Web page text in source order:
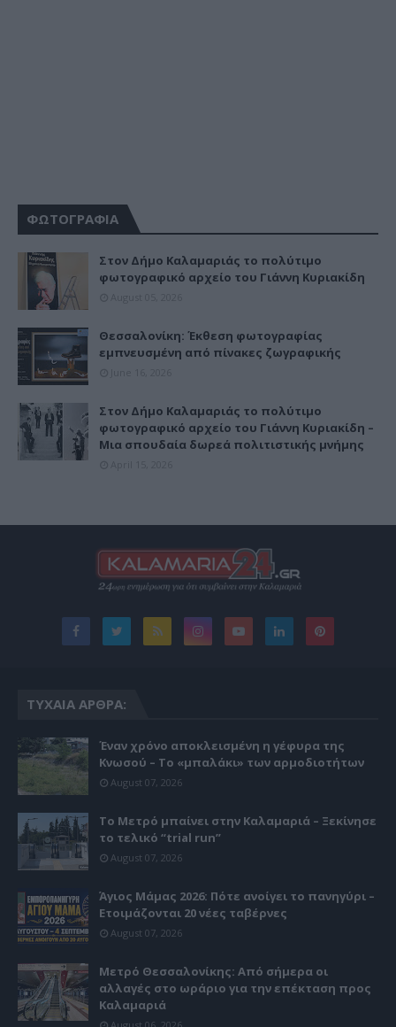
ΦΩΤΟΓΡΑΦΙΑ
Στον Δήμο Καλαμαριάς το πολύτιμο
φωτογραφικό αρχείο του Γιάννη Κυριακίδη
Θεσσαλονίκη: Έκθεση φωτογραφίας
εμπνευσμένη από πίνακες ζωγραφικής
Στον Δήμο Καλαμαριάς το πολύτιμο
φωτογραφικό αρχείο του Γιάννη Κυριακίδη –
Μια σπουδαία δωρεά πολιτιστικής μνήμης
ΤΥΧΑΊΑ ΆΡΘΡΑ:
Έναν χρόνο αποκλεισμένη η γέφυρα της
Κνωσού – Το «μπαλάκι» των αρμοδιοτήτων
August 07, 2026
Το Μετρό μπαίνει στην Καλαμαριά – Ξεκίνησε
το τελικό “trial run”
August 07, 2026
Άγιος Μάμας 2026: Πότε ανοίγει το πανηγύρι –
Ετοιμάζονται 20 νέες ταβέρνες
August 07, 2026
Μετρό Θεσσαλονίκης: Από σήμερα οι
αλλαγές στο ωράριο για την επέκταση προς
Καλαμαριά